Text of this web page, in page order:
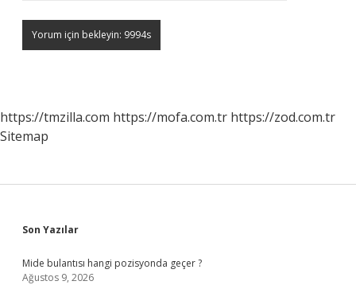
https://tmzilla.com https://mofa.com.tr https://zod.com.tr
Sitemap
Sidebar
Son Yazılar
Mide bulantısı hangi pozisyonda geçer ?
Ağustos 9, 2026